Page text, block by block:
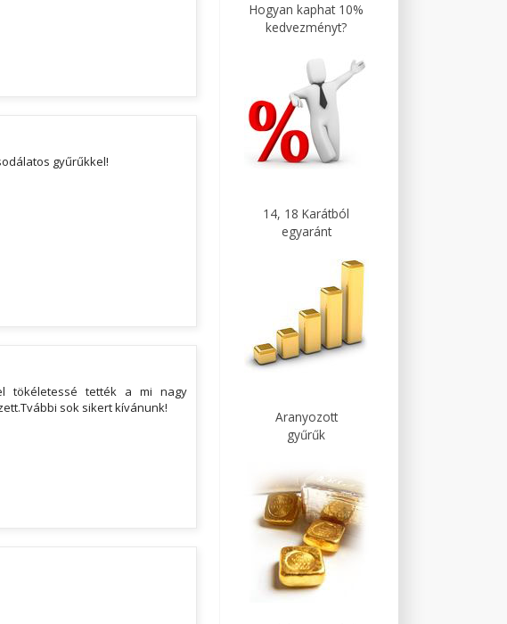
gyűrűkkel!
tökéletessé tették a mi nagy
sok sikert kívánunk!
Hogyan kaphat 10%
kedvezményt?
14, 18 Karátból
egyaránt
Aranyozott
gyűrűk